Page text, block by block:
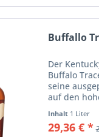
Buffallo
Der
Buffalo
seine
auf den
mindestens
in stark
Inhalt 1 Liter
29,36 € *